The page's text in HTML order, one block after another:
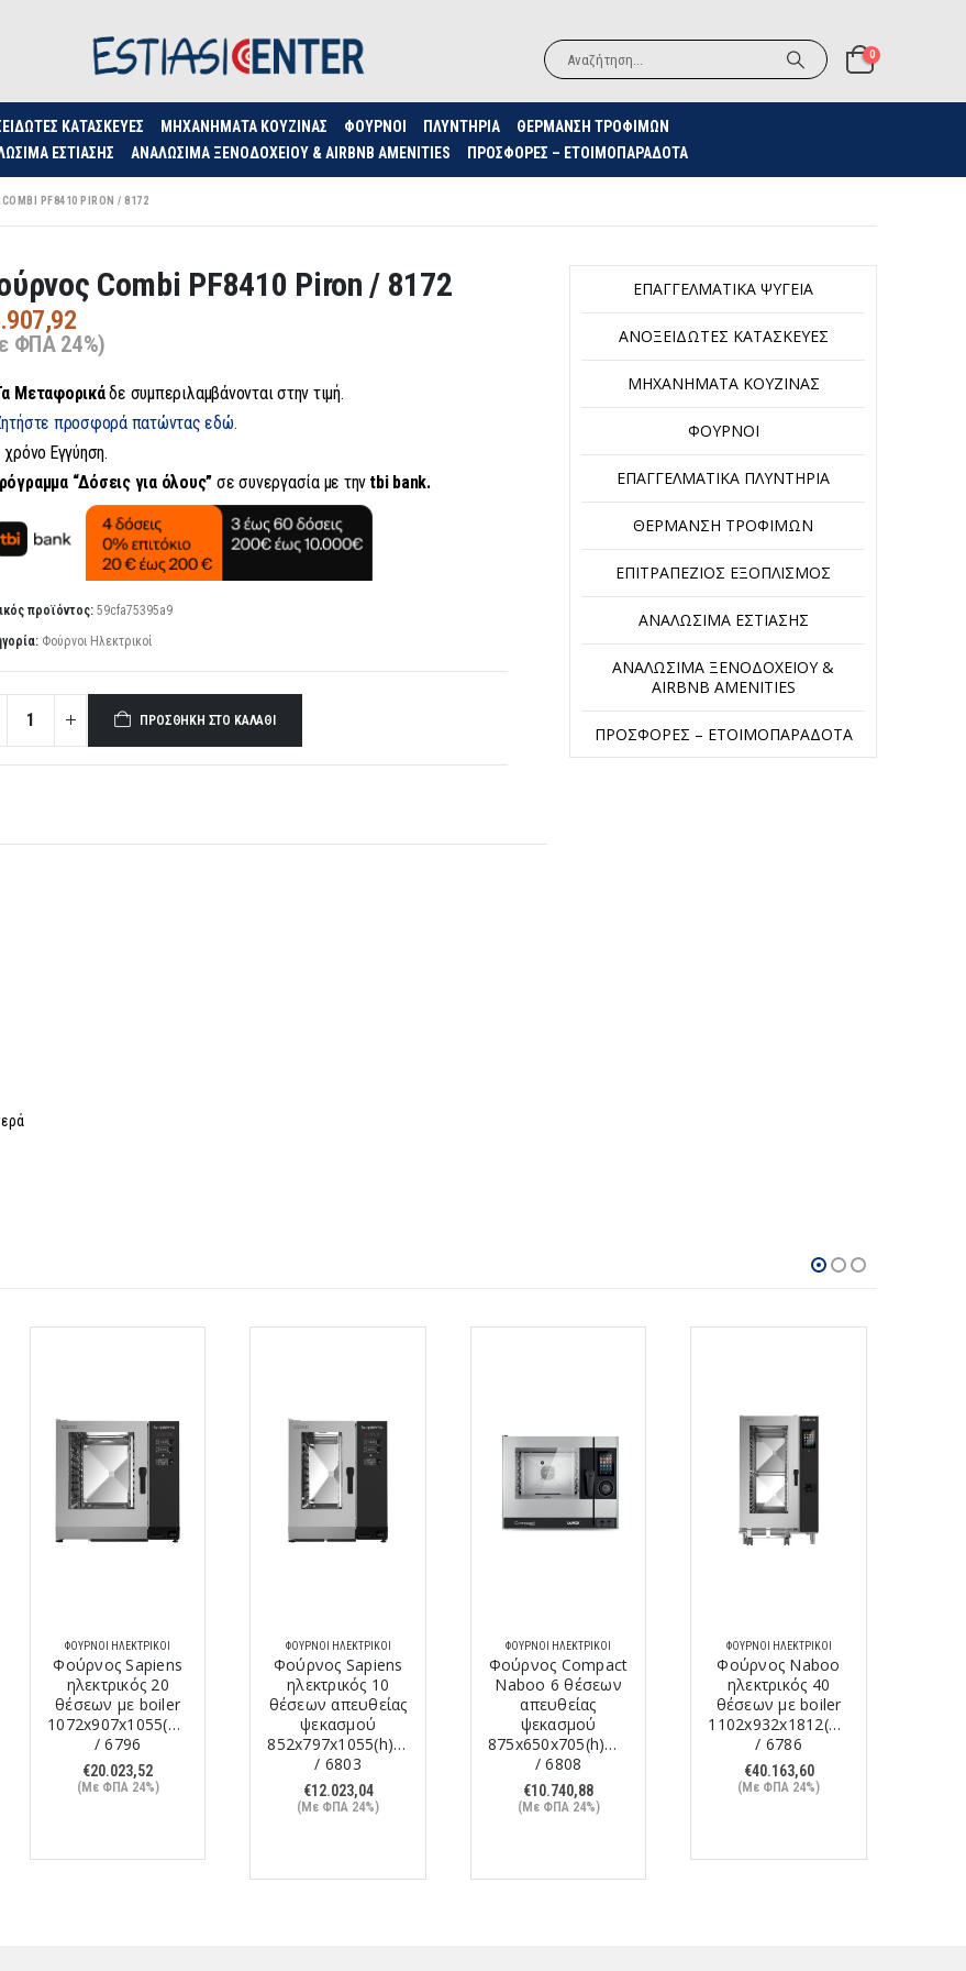
0
ΚΑΤΑΣΚΕΥΈΣ ΜΗΧΑΝΉΜΑΤΑ ΚΟΥΖΊΝΑΣ ΦΟΥΡΝΟΙ ΠΛΥΝΤΗΡΙΑ
ΘΈΡΜΑΝΣΗ ΤΡΟΦΊΜΩΝ
ΕΣΤΊΑΣΗΣ ΑΝΑΛΏΣΙΜΑ ΞΕΝΟΔΟΧΕΊΟΥ & AIRBNB AMENITIES ΠΡΟΣΦΟΡΈΣ – ΕΤΟΙΜΟΠΑΡΆΔΟΤΑ
PF8410 PIRON / 8172
Combi PF8410 Piron / 8172
ΦΠΑ 24%)
Μεταφορικάδε συμπεριλαμβάνονται στην τιμή.
προσφορά πατώντας εδώ.
Εγγύηση.
“Δόσεις για όλους” σε συνεργασία με την tbi bank.
προϊόντος:59cfa75395a9
Φούρνοι Ηλεκτρικοί
ΠΡΟΣΘΉΚΗ ΣΤΟ ΚΑΛΆΘΙ
ΕΠΑΓΓΕΛΜΑΤΙΚΆ ΨΥΓΕΊΑ
ΑΝΟΞΕΊΔΩΤΕΣ ΚΑΤΑΣΚΕΥΈΣ
ΜΗΧΑΝΉΜΑΤΑ ΚΟΥΖΊΝΑΣ
ΦΟΎΡΝΟΙ
ΕΠΑΓΓΕΛΜΑΤΙΚΆ ΠΛΥΝΤΉΡΙΑ
ΘΈΡΜΑΝΣΗ ΤΡΟΦΊΜΩΝ
ΕΠΙΤΡΑΠΈΖΙΟΣ ΕΞΟΠΛΙΣΜΌΣ
ΑΝΑΛΏΣΙΜΑ ΕΣΤΊΑΣΗΣ
ΑΝΑΛΏΣΙΜΑ ΞΕΝΟΔΟΧΕΊΟΥ &
AIRBNB AMENITIES
ΠΡΟΣΦΟΡΈΣ – ΕΤΟΙΜΟΠΑΡΆΔΟΤΑ
ΦΟΎΡΝΟΙ ΗΛΕΚΤΡΙΚΟΊ
Φούρνος Sapiens
ηλεκτρικός 20
θέσεων με boiler
1072x907x1055(h)mm
/ 6796
€20.023,52
(Με ΦΠΑ 24%)
ΦΟΎΡΝΟΙ ΗΛΕΚΤΡΙΚΟΊ
Φούρνος Sapiens
ηλεκτρικός 10
θέσεων απευθείας
ψεκασμού
852x797x1055(h)mm
/ 6803
€12.023,04
(Με ΦΠΑ 24%)
ΦΟΎΡΝΟΙ ΗΛΕΚΤΡΙΚΟΊ
Φούρνος Compact
Naboo 6 θέσεων
απευθείας
ψεκασμού
875x650x705(h)mm
/ 6808
€10.740,88
(Με ΦΠΑ 24%)
ΦΟΎΡΝΟΙ ΗΛΕΚΤΡΙΚΟΊ
Φούρνος Naboo
ηλεκτρικός 40
θέσεων με boiler
1102x932x1812(h)mm
/ 6786
€40.163,60
(Με ΦΠΑ 24%)